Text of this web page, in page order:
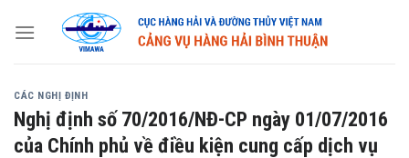
CÁC NGHỊ ĐỊNH
Nghị định số 70/2016/NĐ-CP ngày 01/07/2016
của Chính phủ về điều kiện cung cấp dịch vụ